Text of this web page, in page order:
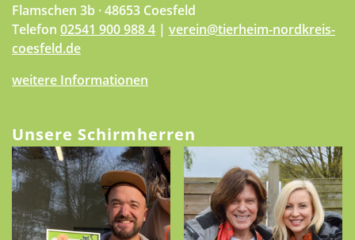
Flamschen 3b · 48653 Coesfeld
Telefon 02541 900 988 4 | verein@tierheim-nordkreis-
coesfeld.de
weitere Informationen
Unsere Schirmherren